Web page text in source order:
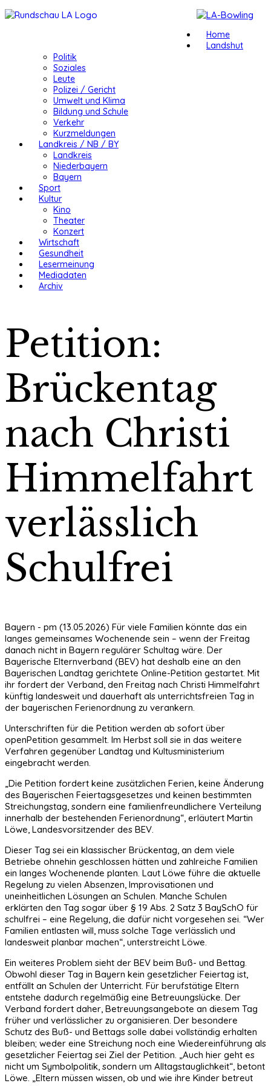
Home
Landshut
Politik
Soziales
Leute
Polizei / Gericht
Umwelt und Klima
Bildung und Schule
Verkehr
Kurzmeldungen
Landkreis / NB / BY
Landkreis
Niederbayern
Bayern
Sport
Kultur
Kino
Theater
Konzert
Wirtschaft
Gesundheit
Lesermeinung
Mediadaten
Archiv
Petition:
Brückentag
nach Christi
Himmelfahrt
verlässlich
Schulfrei
Bayern - pm (13.05.2026) Für viele Familien könnte das ein
langes gemeinsames Wochenende sein – wenn der Freitag
danach nicht in Bayern regulärer Schultag wäre. Der
Bayerische Elternverband (BEV) hat deshalb eine an den
Bayerischen Landtag gerichtete Online-Petition gestartet. Mit
ihr fordert der Verband, den Freitag nach Christi Himmelfahrt
künftig landesweit und dauerhaft als unterrichtsfreien Tag in
der bayerischen Ferienordnung zu verankern.
Unterschriften für die Petition werden ab sofort über
openPetition gesammelt. Im Herbst soll sie in das weitere
Verfahren gegenüber Landtag und Kultusministerium
eingebracht werden.
„Die Petition fordert keine zusätzlichen Ferien, keine Änderung
des Bayerischen Feiertagsgesetzes und keinen bestimmten
Streichungstag, sondern eine familienfreundlichere Verteilung
innerhalb der bestehenden Ferienordnung“, erläutert Martin
Löwe, Landesvorsitzender des BEV.
Dieser Tag sei ein klassischer Brückentag, an dem viele
Betriebe ohnehin geschlossen hätten und zahlreiche Familien
ein langes Wochenende planten. Laut Löwe führe die aktuelle
Regelung zu vielen Absenzen, Improvisationen und
uneinheitlichen Lösungen an Schulen. Manche Schulen
erklärten den Tag sogar über § 19 Abs. 2 Satz 3 BaySchO für
schulfrei – eine Regelung, die dafür nicht vorgesehen sei. “Wer
Familien entlasten will, muss solche Tage verlässlich und
landesweit planbar machen“, unterstreicht Löwe.
Ein weiteres Problem sieht der BEV beim Buß- und Bettag.
Obwohl dieser Tag in Bayern kein gesetzlicher Feiertag ist,
entfällt an Schulen der Unterricht. Für berufstätige Eltern
entstehe dadurch regelmäßig eine Betreuungslücke. Der
Verband fordert daher, Betreuungsangebote an diesem Tag
früher und verlässlicher zu organisieren. Der besondere
Schutz des Buß- und Bettags solle dabei vollständig erhalten
bleiben; weder eine Streichung noch eine Wiedereinführung als
gesetzlicher Feiertag sei Ziel der Petition. „Auch hier geht es
nicht um Symbolpolitik, sondern um Alltagstauglichkeit“, betont
Löwe. „Eltern müssen wissen, ob und wie ihre Kinder betreut